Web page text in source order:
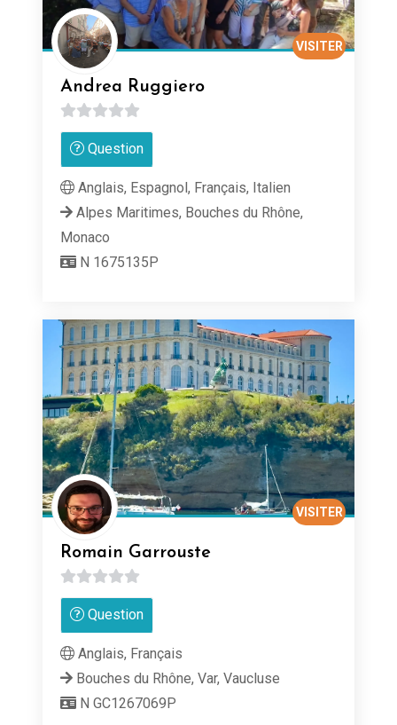
Andrea Ruggiero
0
sur Question
VISITER
Anglais, Espagnol, Français, Italien
Alpes Maritimes, Bouches du Rhône,
Monaco
N 1675135P
Romain Garrouste
0
sur Question
VISITER
Anglais, Français
Bouches du Rhône, Var, Vaucluse
N GC1267069P